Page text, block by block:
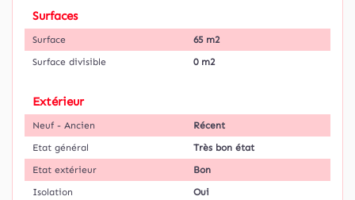
Surfaces
Surface
65 m2
Surface divisible
0 m2
Extérieur
Neuf - Ancien
Récent
Etat général
Très bon état
Etat extérieur
Bon
Isolation
Oui